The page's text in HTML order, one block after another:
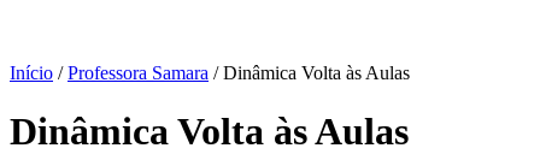
Início /Professora Samara / Dinâmica Volta às Aulas
Dinâmica Volta às Aulas